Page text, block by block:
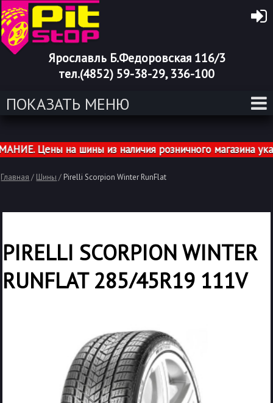
Ярославль Б.Федоровская 116/3
тел.(4852) 59-38-29, 336-100
ПОКАЗАТЬ МЕНЮ
Цены на шины из наличия розничного магазина
Главная / Шины / Pirelli Scorpion Winter RunFlat
PIRELLI SCORPION WINTER
RUNFLAT 285/45R19 111V